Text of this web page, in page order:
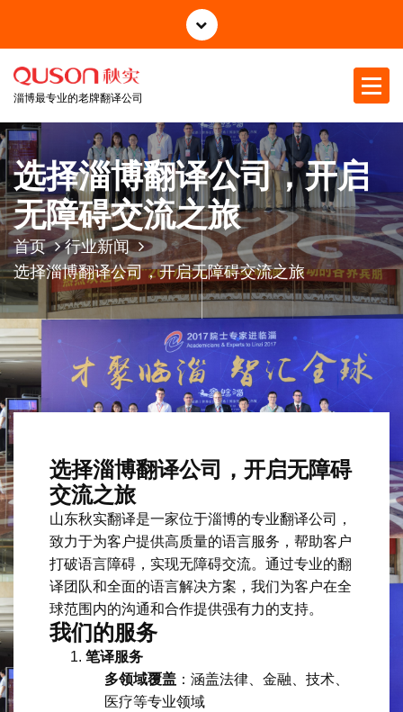
正
淄博最专业的老牌翻译公司
选择淄博翻译公司，开启
无障碍交流之旅
首页
行业新闻
选择淄博翻译公司，开启无障碍交流之旅
选择淄博翻译公司，开启无障碍
交流之旅
山东秋实翻译是一家位于淄博的专业翻译公司，
致力于为客户提供高质量的语言服务，帮助客户
打破语言障碍，实现无障碍交流。通过专业的翻
译团队和全面的语言解决方案，我们为客户在全
球范围内的沟通和合作提供强有力的支持。
我们的服务
笔译服务
多领域覆盖 ：涵盖法律、金融、技术、
医疗等专业领域